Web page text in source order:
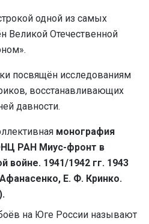
одной из самых
Великой Отечественной
посвящён исследованиям
восстанавливающих
давности.
монография
РАН Миус-фронт в
войне. 1941/1942 гг. 1943
Е. Ф. Кринко.
на Юге России называют